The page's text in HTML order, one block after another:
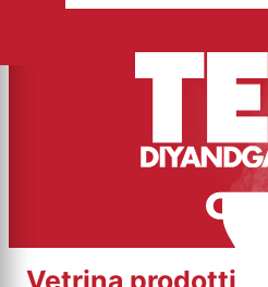
contenuto